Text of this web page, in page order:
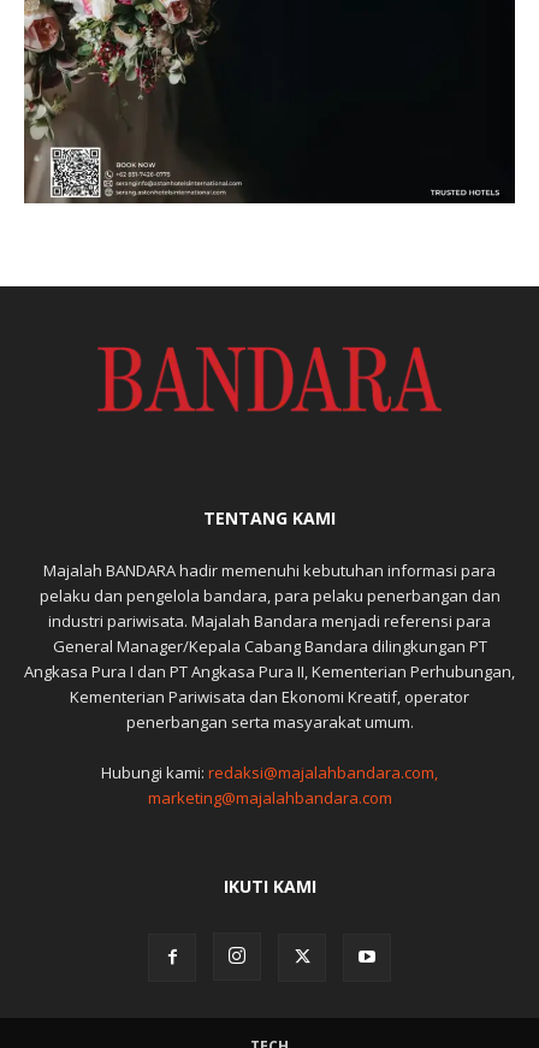
TENTANG KAMI
Majalah BANDARA hadir memenuhi kebutuhan informasi para
pelaku dan pengelola bandara, para pelaku penerbangan dan
industri pariwisata. Majalah Bandara menjadi referensi para
General Manager/Kepala Cabang Bandara dilingkungan PT
Angkasa Pura I dan PT Angkasa Pura II, Kementerian Perhubungan,
Kementerian Pariwisata dan Ekonomi Kreatif, operator
penerbangan serta masyarakat umum.
Hubungi kami: redaksi@majalahbandara.com,
marketing@majalahbandara.com
IKUTI KAMI